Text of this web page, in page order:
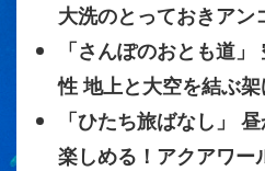
大洗のとっておきアン
「さんぽのおとも道
性 地上と大空を結ぶ
「ひたち旅ばなし」
楽しめる！アクアワー